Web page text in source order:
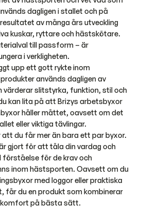
dagligen i stallet och på
av många års utveckling
kuskar, ryttare och hästskötare.
till passform – är
i verkligheten.
upp ett gott rykte inom
används dagligen av
värderar slitstyrka, funktion, stil och
kan lita på att Brizys arbetsbyxor
håller måttet, oavsett om det
eller viktiga tävlingar.
att du får mer än bara ett par byxor.
gjort för att tåla din vardag och
förståelse för de krav och
inom hästsporten. Oavsett om du
med loggor eller praktiska
får du en produkt som kombinerar
på bästa sätt.